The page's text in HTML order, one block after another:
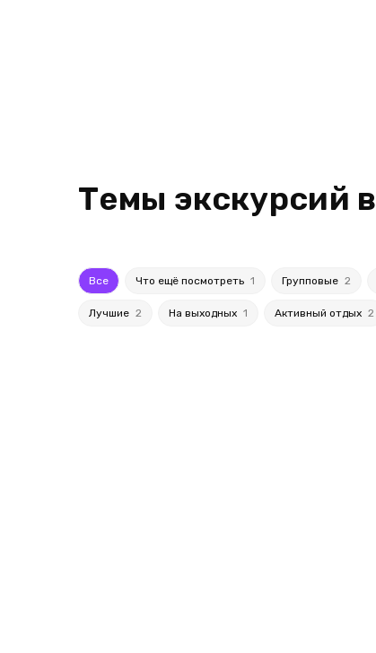
Темы экскурсий в
Все Что ещё посмотреть 1 Групповые 2
Лучшие 2 На выходных 1 Активный отдых 2